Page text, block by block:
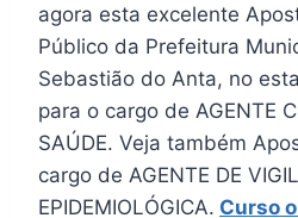
agora esta excelente
Público da Prefeitura
Sebastião do Anta, no
para o cargo de AGENTE
SAÚDE. Veja também
cargo de AGENTE DE
EPIDEMIOLÓGICA. Curso